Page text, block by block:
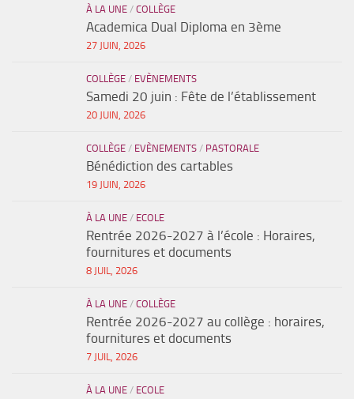
À LA UNE / COLLÈGE
Academica Dual Diploma en 3ème
27 JUIN, 2026
COLLÈGE / EVÈNEMENTS
Samedi 20 juin : Fête de l’établissement
20 JUIN, 2026
COLLÈGE / EVÈNEMENTS / PASTORALE
Bénédiction des cartables
19 JUIN, 2026
À LA UNE / ECOLE
Rentrée 2026-2027 à l’école : Horaires,
fournitures et documents
8 JUIL, 2026
À LA UNE / COLLÈGE
Rentrée 2026-2027 au collège : horaires,
fournitures et documents
7 JUIL, 2026
À LA UNE / ECOLE